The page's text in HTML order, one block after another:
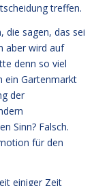
treffen.
die sagen, das sei
aber wird auf
denn so viel
ein Gartenmarkt
der
Sinn? Falsch.
für den
einiger Zeit